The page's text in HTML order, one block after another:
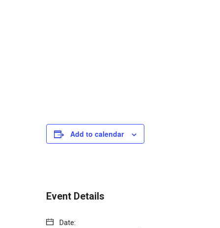
Add to calendar
Event Details
Date: